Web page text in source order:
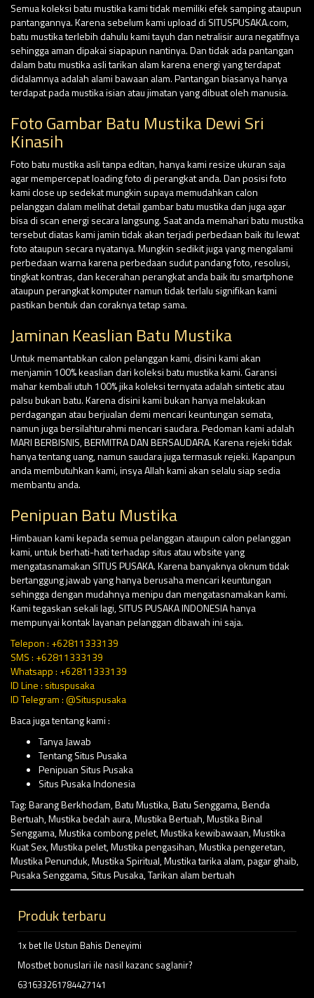
Semua koleksi batu mustika kami tidak memiliki efek samping ataupun
pantangannya. Karena sebelum kami upload di SITUSPUSAKA.com,
batu mustika terlebih dahulu kami tayuh dan netralisir aura negatifnya
sehingga aman dipakai siapapun nantinya. Dan tidak ada pantangan
dalam batu mustika asli tarikan alam karena energi yang terdapat
didalamnya adalah alami bawaan alam. Pantangan biasanya hanya
terdapat pada mustika isian atau jimatan yang dibuat oleh manusia.
Foto Gambar Batu Mustika Dewi Sri
Kinasih
Foto batu mustika asli tanpa editan, hanya kami resize ukuran saja
agar mempercepat loading foto di perangkat anda. Dan posisi foto
kami close up sedekat mungkin supaya memudahkan calon
pelanggan dalam melihat detail gambar batu mustika dan juga agar
bisa di scan energi secara langsung. Saat anda memahari batu mustika
tersebut diatas kami jamin tidak akan terjadi perbedaan baik itu lewat
foto ataupun secara nyatanya. Mungkin sedikit juga yang mengalami
perbedaan warna karena perbedaan sudut pandang foto, resolusi,
tingkat kontras, dan kecerahan perangkat anda baik itu smartphone
ataupun perangkat komputer namun tidak terlalu signifikan kami
pastikan bentuk dan coraknya tetap sama.
Jaminan Keaslian Batu Mustika
Untuk memantabkan calon pelanggan kami, disini kami akan
menjamin 100% keaslian dari koleksi batu mustika kami. Garansi
mahar kembali utuh 100% jika koleksi ternyata adalah sintetic atau
palsu bukan batu. Karena disini kami bukan hanya melakukan
perdagangan atau berjualan demi mencari keuntungan semata,
namun juga bersilahturahmi mencari saudara. Pedoman kami adalah
MARI BERBISNIS, BERMITRA DAN BERSAUDARA. Karena rejeki tidak
hanya tentang uang, namun saudara juga termasuk rejeki. Kapanpun
anda membutuhkan kami, insya Allah kami akan selalu siap sedia
membantu anda.
Penipuan Batu Mustika
Himbauan kami kepada semua pelanggan ataupun calon pelanggan
kami, untuk berhati-hati terhadap situs atau wbsite yang
mengatasnamakan SITUS PUSAKA. Karena banyaknya oknum tidak
bertanggung jawab yang hanya berusaha mencari keuntungan
sehingga dengan mudahnya menipu dan mengatasnamakan kami.
Kami tegaskan sekali lagi, SITUS PUSAKA INDONESIA hanya
mempunyai kontak layanan pelanggan dibawah ini saja.
Telepon : +62811333139
SMS : +62811333139
Whatsapp : +62811333139
ID Line : situspusaka
ID Telegram : @Situspusaka
Baca juga tentang kami :
Tanya Jawab
Tentang Situs Pusaka
Penipuan Situs Pusaka
Situs Pusaka Indonesia
Tag:Barang Berkhodam,Batu Mustika,Batu Senggama,Benda
Bertuah,Mustika bedah aura,Mustika Bertuah,Mustika Binal
Senggama,Mustika combong pelet,Mustika kewibawaan,Mustika
Kuat Sex,Mustika pelet,Mustika pengasihan,Mustika pengeretan,
Mustika Penunduk,Mustika Spiritual,Mustika tarika alam,pagar ghaib,
Pusaka Senggama,Situs Pusaka,Tarikan alam bertuah
Produk terbaru
1x bet Ile Ustun Bahis Deneyimi
Mostbet bonuslari ile nasil kazanc saglanir?
631633261784427141